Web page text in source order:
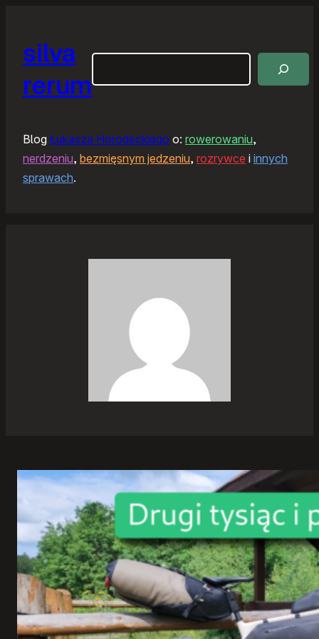
silva
rerum
Blog Łukasza Horodeckiego o: rowerowaniu,
nerdzeniu, bezmięsnym jedzeniu, rozrywce i innych
sprawach.